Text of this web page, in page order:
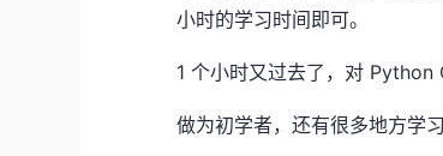
小时的学习时间即可。
1 个小时又过去了，对 Python
做为初学者，还有很多地方学